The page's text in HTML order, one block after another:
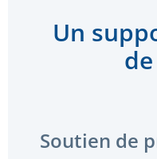
Un
Soutien de